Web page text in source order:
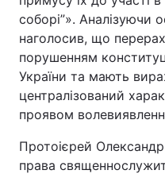
соборі”». Аналізуючи
наголосив, що
порушенням
України та мають
централізований
проявом
Протоієрей
права